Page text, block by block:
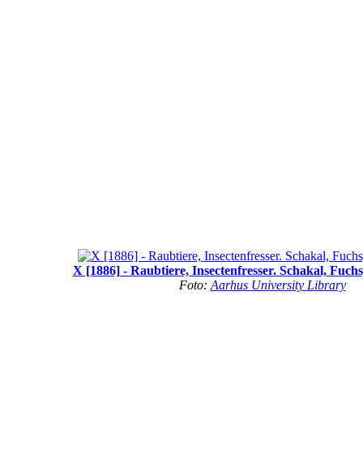
X [1886] - Raubtiere, Insectenfresser. Schakal,
Foto: Aarhus University Library